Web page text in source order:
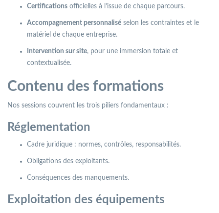
Certifications officielles à l’issue de chaque parcours.
Accompagnement personnalisé selon les contraintes et le
matériel de chaque entreprise.
Intervention sur site, pour une immersion totale et
contextualisée.
Contenu des formations
Nos sessions couvrent les trois piliers fondamentaux :
Réglementation
Cadre juridique : normes, contrôles, responsabilités.
Obligations des exploitants.
Conséquences des manquements.
Exploitation des équipements